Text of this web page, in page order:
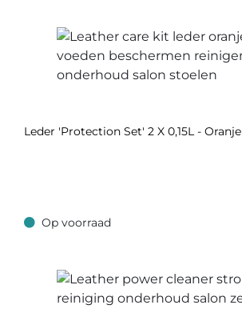
Leder 'Protection Set' 2 X 0,15L - Oranje
Op voorraad
Op voorraad